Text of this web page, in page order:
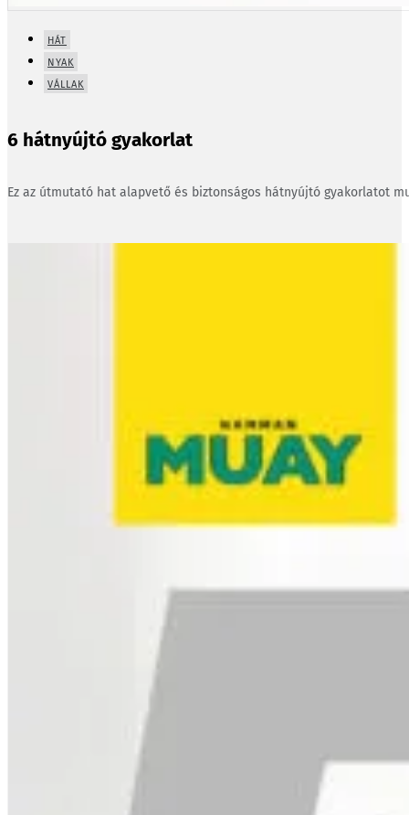
HÁT
NYAK
VÁLLAK
6 hátnyújtó gyakorlat
Ez az útmutató hat alapvető és biztonságos hátnyújtó gyakorlatot